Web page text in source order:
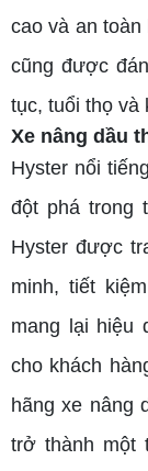
cao và an toàn
cũng được
tục, tuổi thọ và
Xe nâng dầu
Hyster nổi
đột phá trong
Hyster được
minh, tiết
mang lại hiệu
cho khách
hãng xe nâng
trở thành một